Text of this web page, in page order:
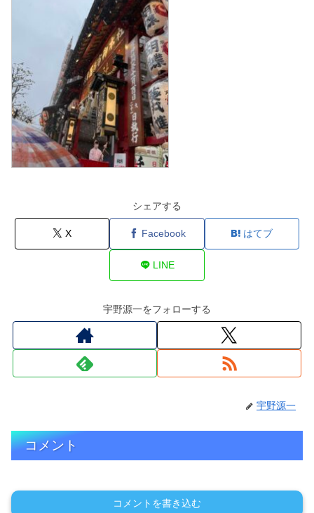
シェアする
X Facebook はてブ
LINE
宇野源一をフォローする
宇野源一
コメント
コメントを書き込む